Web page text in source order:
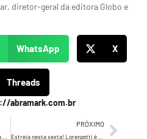
diretor-geral da editora Globo e
WhatsApp X
Threads
abramark.com.br
PRÓXIMO